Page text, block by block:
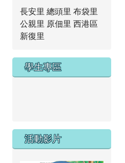
長安里 總頭里 布袋里
公親里 原佃里 西港區
新復里
學生專區
活動影片